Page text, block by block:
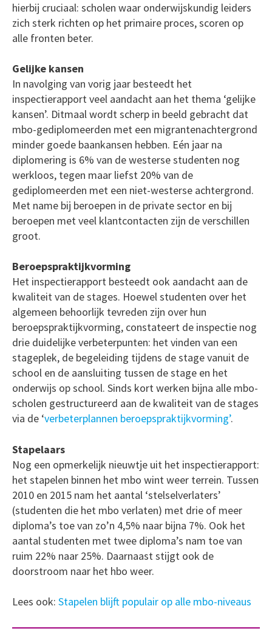
hierbij cruciaal: scholen waar onderwijskundig leiders
zich sterk richten op het primaire proces, scoren op
alle fronten beter.
Gelijke kansen
In navolging van vorig jaar besteedt het
inspectierapport veel aandacht aan het thema ‘gelijke
kansen’. Ditmaal wordt scherp in beeld gebracht dat
mbo-gediplomeerden met een migrantenachtergrond
minder goede baankansen hebben. Eén jaar na
diplomering is 6% van de westerse studenten nog
werkloos, tegen maar liefst 20% van de
gediplomeerden met een niet-westerse achtergrond.
Met name bij beroepen in de private sector en bij
beroepen met veel klantcontacten zijn de verschillen
groot.
Beroepspraktijkvorming
Het inspectierapport besteedt ook aandacht aan de
kwaliteit van de stages. Hoewel studenten over het
algemeen behoorlijk tevreden zijn over hun
beroepspraktijkvorming, constateert de inspectie nog
drie duidelijke verbeterpunten: het vinden van een
stageplek, de begeleiding tijdens de stage vanuit de
school en de aansluiting tussen de stage en het
onderwijs op school. Sinds kort werken bijna alle mbo-
scholen gestructureerd aan de kwaliteit van de stages
via de ‘verbeterplannen beroepspraktijkvorming’.
Stapelaars
Nog een opmerkelijk nieuwtje uit het inspectierapport:
het stapelen binnen het mbo wint weer terrein. Tussen
2010 en 2015 nam het aantal ‘stelselverlaters’
(studenten die het mbo verlaten) met drie of meer
diploma’s toe van zo’n 4,5% naar bijna 7%. Ook het
aantal studenten met twee diploma’s nam toe van
ruim 22% naar 25%. Daarnaast stijgt ook de
doorstroom naar het hbo weer.
Lees ook: Stapelen blijft populair op alle mbo-niveaus